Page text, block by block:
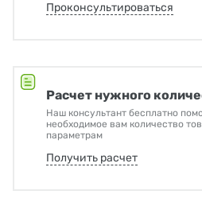
Проконсультироваться
Расчет нужного
Наш консультант бесплатно
необходимое вам количество
параметрам
Получить расчет